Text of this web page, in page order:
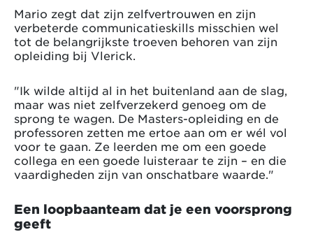
Mario zegt dat zijn zelfvertrouwen en zijn
verbeterde communicatieskills misschien wel
tot de belangrijkste troeven behoren van zijn
opleiding bij Vlerick.
"Ik wilde altijd al in het buitenland aan de slag,
maar was niet zelfverzekerd genoeg om de
sprong te wagen. De Masters-opleiding en de
professoren zetten me ertoe aan om er wél vol
voor te gaan. Ze leerden me om een goede
collega en een goede luisteraar te zijn – en die
vaardigheden zijn van onschatbare waarde."
Een loopbaanteam dat je een voorsprong
geeft